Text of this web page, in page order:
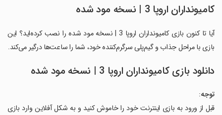
کامیونداران اروپا 3 | نسخه مود شده
آیا تا کنون بازی کامیونداران اروپا 3 | نسخه مود شده را نصب کرده‌اید؟ این
بازی با مراحل جذاب و گیم‌پلی سرگرم‌کننده خود، شما را ساعت‌ها درگیر می‌کند.
دانلود بازی کامیونداران اروپا 3 | نسخه مود شده
توجه:
قبل از ورود به بازی اینترنت خود را خاموش کنید و به شکل آفلاین وارد بازی